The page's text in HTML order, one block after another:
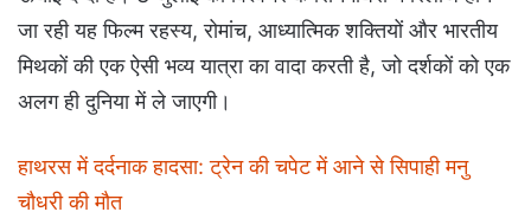
जा रही यह फिल्म रहस्य, रोमांच, आध्यात्मिक शक्तियों और भारतीय
मिथकों की एक ऐसी भव्य यात्रा का वादा करती है, जो दर्शकों को एक
अलग ही दुनिया में ले जाएगी।
हाथरस में दर्दनाक हादसा: ट्रेन की चपेट में आने से सिपाही मनु
चौधरी की मौत